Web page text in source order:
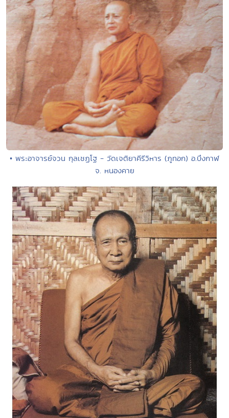
• พระอาจารย์จวน กุลเชฏโฐ - วัดเจติยาคีรีวิหาร (ภูทอก) อ.บึงกาฬ
จ. หนองคาย